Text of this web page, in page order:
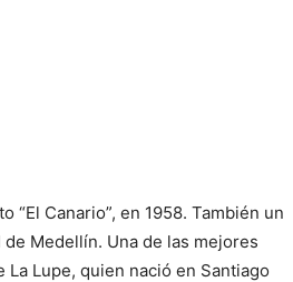
“El Canario”, en 1958. También un
Medellín. Una de las mejores
Lupe, quien nació en Santiago